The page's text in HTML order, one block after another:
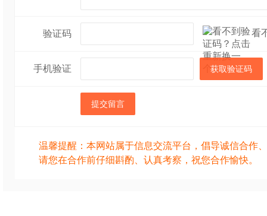
验证码 看
手机验证 获取验证码
提交留言
温馨提醒：本网站属于信息交流平台，倡导诚信合作
请您在合作前仔细斟酌、认真考察，祝您合作愉快。